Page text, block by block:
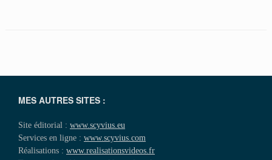
MES AUTRES SITES :
Site éditorial : www.scyvius.eu
Services en ligne : www.scyvius.com
Réalisations : www.realisationsvideos.fr